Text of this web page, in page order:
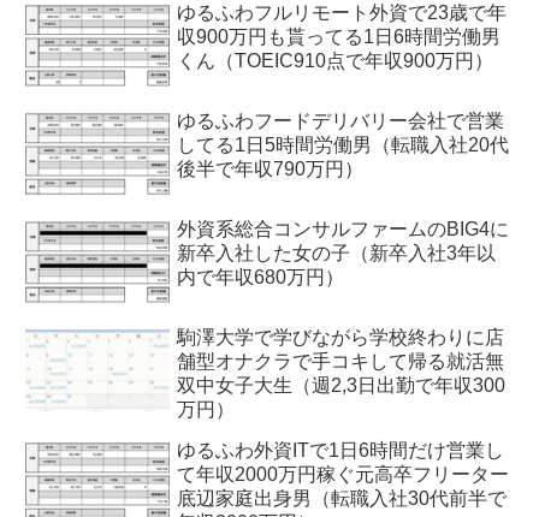
ゆるふわフルリモート外資で23歳で年
収900万円も貰ってる1日6時間労働男
くん（TOEIC910点で年収900万円）
ゆるふわフードデリバリー会社で営業
してる1日5時間労働男（転職入社20代
後半で年収790万円）
外資系総合コンサルファームのBIG4に
新卒入社した女の子（新卒入社3年以
内で年収680万円）
駒澤大学で学びながら学校終わりに店
舗型オナクラで手コキして帰る就活無
双中女子大生（週2,3日出勤で年収300
万円）
ゆるふわ外資ITで1日6時間だけ営業し
て年収2000万円稼ぐ元高卒フリーター
底辺家庭出身男（転職入社30代前半で